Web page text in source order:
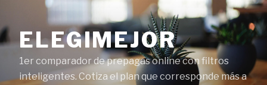
contenido
ELEGIMEJOR
1er comparador de prepagas online con filtros
inteligentes. Cotiza el plan que corresponde más a